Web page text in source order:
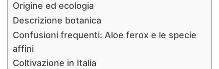
Origine ed ecologia
Descrizione botanica
Confusioni frequenti: Aloe ferox e le specie
affini
Coltivazione in Italia